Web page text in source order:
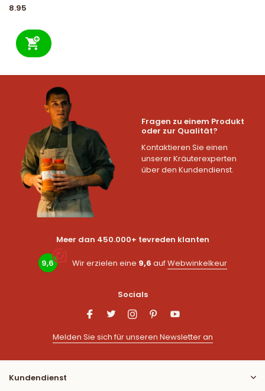
8.95
Fragen zu einem Produkt
oder zur Qualität?
Kontaktieren Sie einen
unserer Kräuterexperten
über den Kundendienst.
Meer dan 450.000+ tevreden klanten
9,6 Wir erzielen eine 9,6 aufWebwinkelkeur
Socials
Melden Sie sich für unseren Newsletter an
Kundendienst